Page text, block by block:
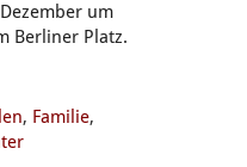
um
Berliner Platz.
, Familie,